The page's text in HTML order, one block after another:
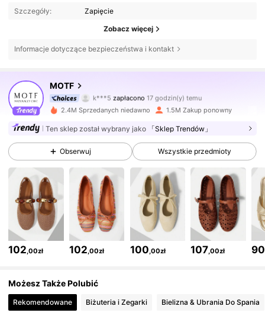
Szczegóły: Zapięcie
Zobacz więcej
Informacje dotyczące bezpieczeństwa i kontakt
MOTF
a***m zaobserwował(-a)3 godzin(y) temu
4,85 4.6M Obserwujący
4,85 4.6M Obserwujący
4.6M Obserwujący
4,85
2.4M Sprzedanych niedawno 1.5M Zakup ponowny
Ten sklep został wybrany jako 「Sklep Trendów」
Obserwuj Wszystkie przedmioty
102 ,00zł 102 ,00zł 100 ,00zł 107 ,00zł 90
Możesz Także Polubić
Rekomendowane Biżuteria i Zegarki Bielizna & Ubrania Do Spania